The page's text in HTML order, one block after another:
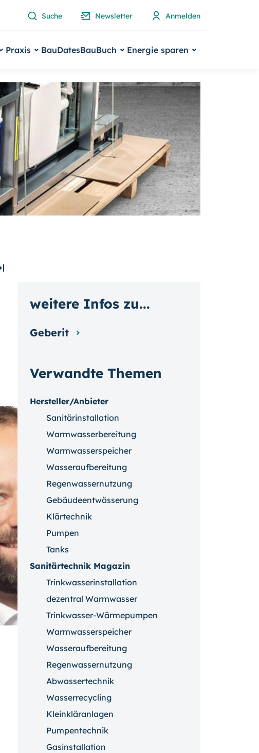
Suche Newsletter Anmelden
Praxis BauDatesBauBuch Energie sparen
Verwandte Themen
Hersteller/Anbieter
Sanitärinstallation
Warmwasserbereitung
Warmwasserspeicher
Wasseraufbereitung
Regenwassernutzung
Gebäudeentwässerung
Klärtechnik
Pumpen
Tanks
Sanitärtechnik Magazin
Trinkwasserinstallation
dezentral Warmwasser
Trinkwasser-Wärmepumpen
Warmwasserspeicher
Wasseraufbereitung
Regenwassernutzung
Abwassertechnik
Wasserrecycling
Kleinkläranlagen
Pumpentechnik
Gasinstallation
weitere Infos zu...
Geberit